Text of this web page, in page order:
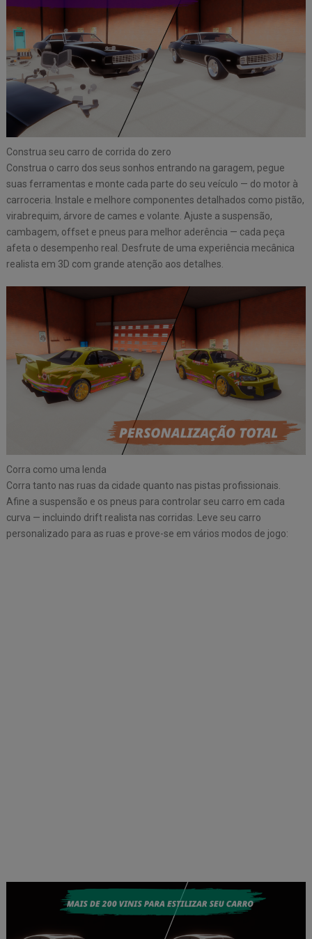
Construa seu carro de corrida do zero
Construa o carro dos seus sonhos entrando na garagem, pegue
suas ferramentas e monte cada parte do seu veículo — do motor à
carroceria. Instale e melhore componentes detalhados como pistão,
virabrequim, árvore de cames e volante. Ajuste a suspensão,
cambagem, offset e pneus para melhor aderência — cada peça
afeta o desempenho real. Desfrute de uma experiência mecânica
realista em 3D com grande atenção aos detalhes.
Corra como uma lenda
Corra tanto nas ruas da cidade quanto nas pistas profissionais.
Afine a suspensão e os pneus para controlar seu carro em cada
curva — incluindo drift realista nas corridas. Leve seu carro
personalizado para as ruas e prove-se em vários modos de jogo: